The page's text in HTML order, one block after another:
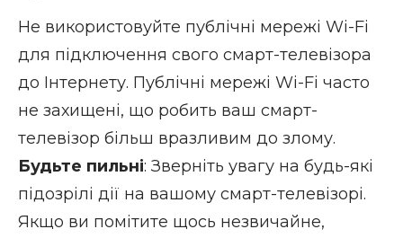
Не використовуйте публічні мережі Wi-Fi
для підключення свого смарт-телевізора
до Інтернету. Публічні мережі Wi-Fi часто
не захищені, що робить ваш смарт-
телевізор більш вразливим до злому.
Будьте пильні: Зверніть увагу на будь-які
підозрілі дії на вашому смарт-телевізорі.
Якщо ви помітите щось незвичайне,